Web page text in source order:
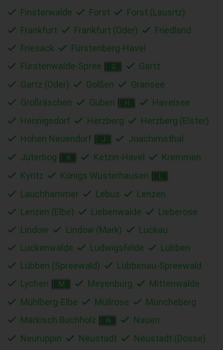
Finsterwalde
Forst
Forst (Lausitz)
Frankfurt
Frankfurt (Oder)
Friedland
Friesack
Fürstenberg-Havel
Fürstenwalde-Spree
G
Gartz
Gartz (Oder)
Golßen
Gransee
Großräschen
Guben H
Havelsee
Hennigsdorf
Herzberg
Herzberg (Elster)
Hohen Neuendorf
J
Joachimsthal
Jüterbog
K Ketzin-Havel
Kremmen
Kyritz
Königs Wusterhausen
Lauchhammer Lebus
Lenzen
Lenzen (Elbe)
Liebenwalde
Lieberose
Lindow
Lindow (Mark)
Luckau
Luckenwalde
Ludwigsfelde
Lübben
Lübben (Spreewald)
Lübbenau-Spreewald
Lychen
M Meyenburg
Mittenwalde
Mühlberg-Elbe
Müllrose
Müncheberg
Märkisch Buchholz
N
Nauen
Neuruppin
Neustadt
Neustadt (Dosse)